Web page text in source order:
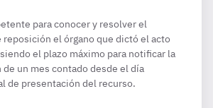
para conocer y resolver el
reposición el órgano que dictó el acto
el plazo máximo para notificar la
un mes contado desde el día
de presentación del recurso.